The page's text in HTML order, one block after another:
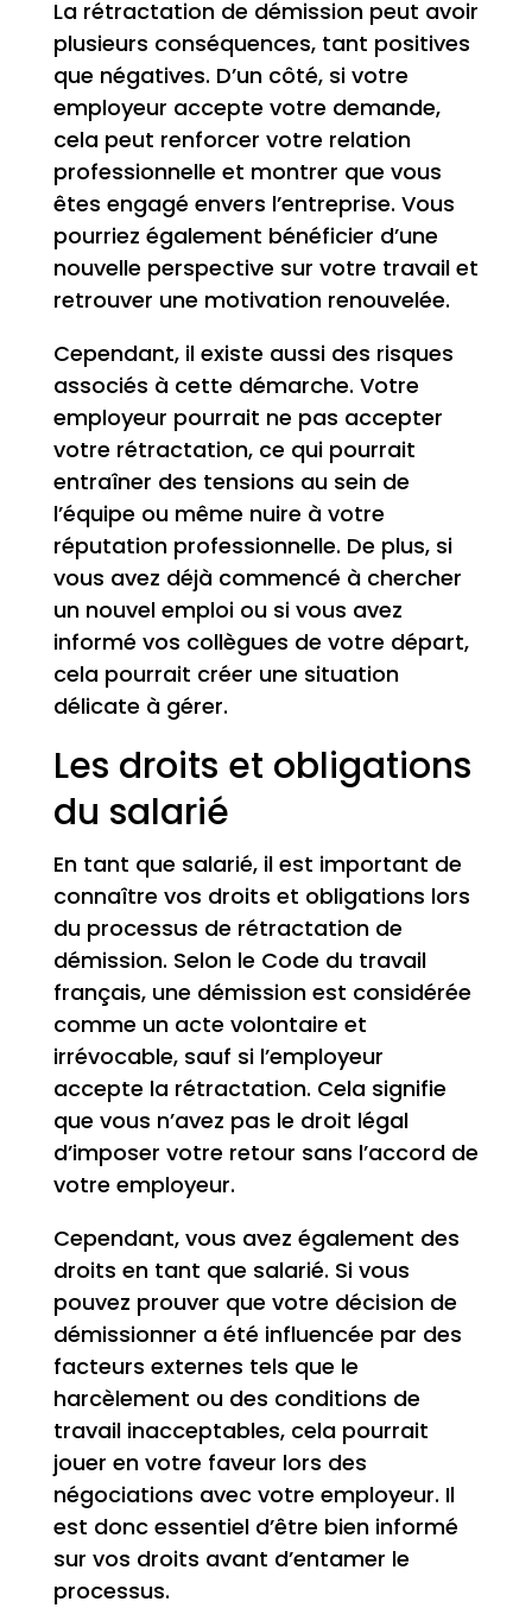
La rétractation de démission peut avoir
plusieurs conséquences, tant positives
que négatives. D’un côté, si votre
employeur accepte votre demande,
cela peut renforcer votre relation
professionnelle et montrer que vous
êtes engagé envers l’entreprise. Vous
pourriez également bénéficier d’une
nouvelle perspective sur votre travail et
retrouver une motivation renouvelée.
Cependant, il existe aussi des risques
associés à cette démarche. Votre
employeur pourrait ne pas accepter
votre rétractation, ce qui pourrait
entraîner des tensions au sein de
l’équipe ou même nuire à votre
réputation professionnelle. De plus, si
vous avez déjà commencé à chercher
un nouvel emploi ou si vous avez
informé vos collègues de votre départ,
cela pourrait créer une situation
délicate à gérer.
Les droits et obligations
du salarié
En tant que salarié, il est important de
connaître vos droits et obligations lors
du processus de rétractation de
démission. Selon le Code du travail
français, une démission est considérée
comme un acte volontaire et
irrévocable, sauf si l’employeur
accepte la rétractation. Cela signifie
que vous n’avez pas le droit légal
d’imposer votre retour sans l’accord de
votre employeur.
Cependant, vous avez également des
droits en tant que salarié. Si vous
pouvez prouver que votre décision de
démissionner a été influencée par des
facteurs externes tels que le
harcèlement ou des conditions de
travail inacceptables, cela pourrait
jouer en votre faveur lors des
négociations avec votre employeur. Il
est donc essentiel d’être bien informé
sur vos droits avant d’entamer le
processus.